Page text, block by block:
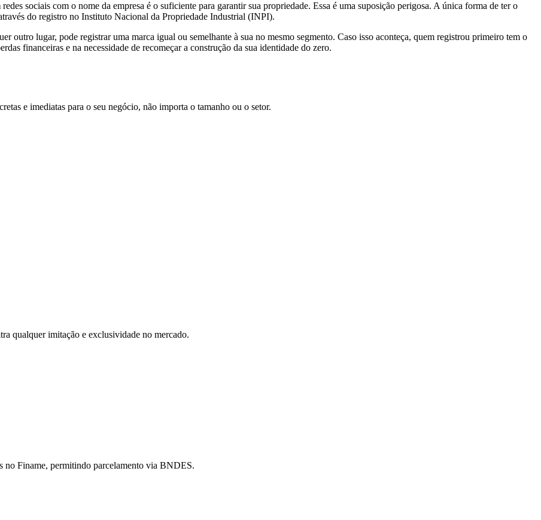
sociais com o nome da empresa é o suficiente para garantir sua propriedade. Essa é uma suposição perigosa. A única forma de ter o
do registro no Instituto Nacional da Propriedade Industrial (INPI).
outro lugar, pode registrar uma marca igual ou semelhante à sua no mesmo segmento. Caso isso aconteça, quem registrou primeiro tem o
financeiras e na necessidade de recomeçar a construção da sua identidade do zero.
e imediatas para o seu negócio, não importa o tamanho ou o setor.
qualquer imitação e exclusividade no mercado.
no Finame, permitindo parcelamento via BNDES.